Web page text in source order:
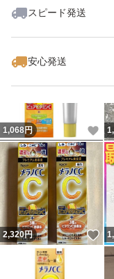
スピード発送
安心発送
1,068円
2,320円